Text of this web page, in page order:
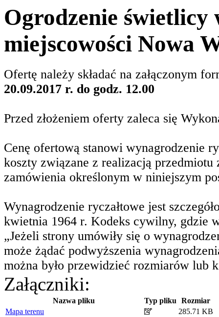
Ogrodzenie świetlicy
miejscowości Nowa
Ofertę należy składać na załączonym
20.09.2017 r. do godz. 12.00
Przed złożeniem oferty zaleca się
Cenę ofertową stanowi wynagrodzenie
koszty związane z realizacją
zamówienia określonym w niniejszym
Wynagrodzenie ryczałtowe jest
kwietnia 1964 r. Kodeks cywilny, gdzie
„Jeżeli strony umówiły się o
może żądać podwyższenia
można było przewidzieć rozmiarów lub
Załączniki:
Nazwa pliku Typ pliku Rozmiar
Mapa terenu
285.71 KB